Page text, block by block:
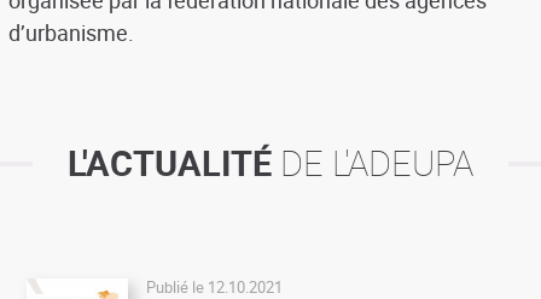
d’urbanisme.
L'ACTUALITÉ DE L'ADEUPA
Publié le 12.10.2021